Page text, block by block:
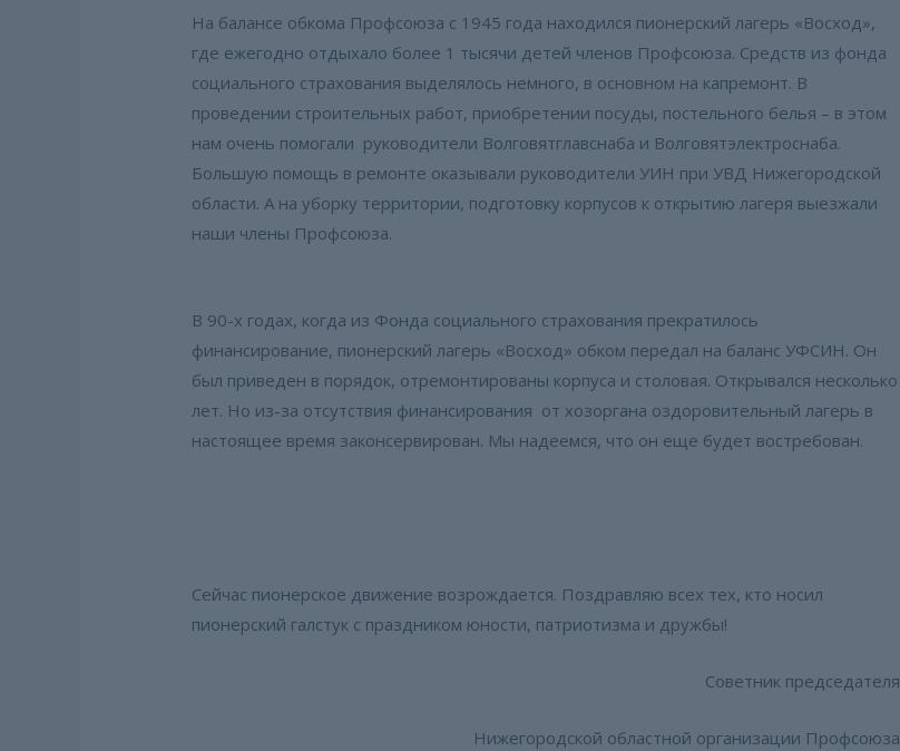
На балансе обкома Профсоюза с 1945 года находился пионерский лагерь «Восход»,
где ежегодно отдыхало более 1 тысячи детей членов Профсоюза. Средств из фонда
социального страхования выделялось немного, в основном на капремонт. В
проведении строительных работ, приобретении посуды, постельного белья – в этом
нам очень помогали руководители Волговятглавснаба и Волговятэлектроснаба.
Большую помощь в ремонте оказывали руководители УИН при УВД Нижегородской
области. А на уборку территории, подготовку корпусов к открытию лагеря выезжали
наши члены Профсоюза.
В 90-х годах, когда из Фонда социального страхования прекратилось
финансирование, пионерский лагерь «Восход» обком передал на баланс УФСИН. Он
был приведен в порядок, отремонтированы корпуса и столовая. Открывался несколько
лет. Но из-за отсутствия финансирования от хозоргана оздоровительный лагерь в
настоящее время законсервирован. Мы надеемся, что он еще будет востребован.
Сейчас пионерское движение возрождается. Поздравляю всех тех, кто носил
пионерский галстук с праздником юности, патриотизма и дружбы!
Советник председателя
Нижегородской областной организации Профсоюза